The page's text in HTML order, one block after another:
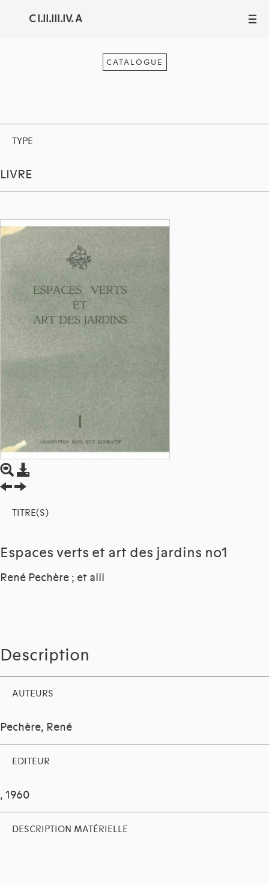
C I.II.III.IV. A III
CATALOGUE
TYPE
LIVRE
TITRE(S)
Espaces verts et art des jardins no1
René Pechère ; et alii
Description
AUTEURS
Pechère, René
EDITEUR
, 1960
DESCRIPTION MATÉRIELLE